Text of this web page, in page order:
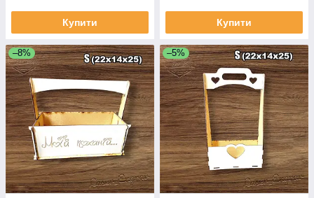
Купити Купити
–8% –5%